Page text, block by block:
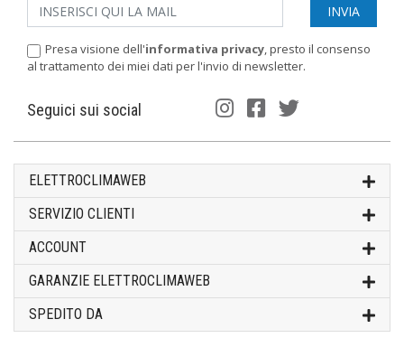
Presa visione dell'informativa privacy, presto il consenso
al trattamento dei miei dati per l'invio di newsletter.
Seguici sui social
ELETTROCLIMAWEB
SERVIZIO CLIENTI
ACCOUNT
GARANZIE ELETTROCLIMAWEB
SPEDITO DA